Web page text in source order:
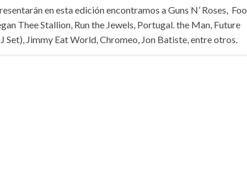
en esta edición encontramos a Guns N’ Roses, Foo
Thee Stallion, Run the Jewels, Portugal. the Man, Future
Set), Jimmy Eat World, Chromeo, Jon Batiste, entre otros.